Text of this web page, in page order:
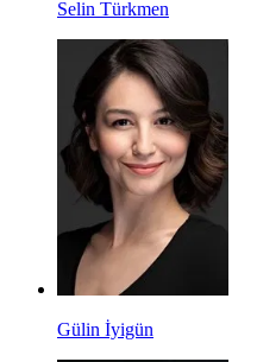
Selin Türkmen
Gülin İyigün